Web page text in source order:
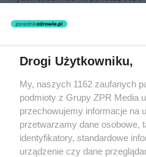
świadczeń zdrowotnych w
rozpowszechniany lub dalej
(w tym także elektroniczny lub
eksploatacji w jakiejkolwiek formie,
Internecie bez pisemnej zgody
lub wykorzystanie utworów w
prawa, tzn. bez właściwej zgody,
może być ścigane prawnie.
Drogi Użytkowniku,
My, naszych 1162 zaufanych
podmioty z Grupy ZPR Media
przechowujemy informacje na
przetwarzamy dane osobowe,
identyfikatory, standardowe
urządzenie czy dane